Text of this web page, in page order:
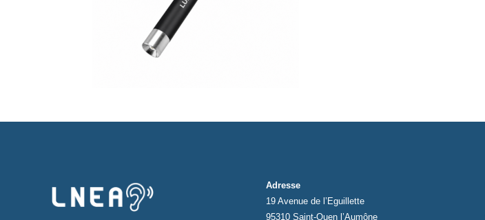
Adresse
19 Avenue de l’Eguillette
95310 Saint-Ouen l’Aumône